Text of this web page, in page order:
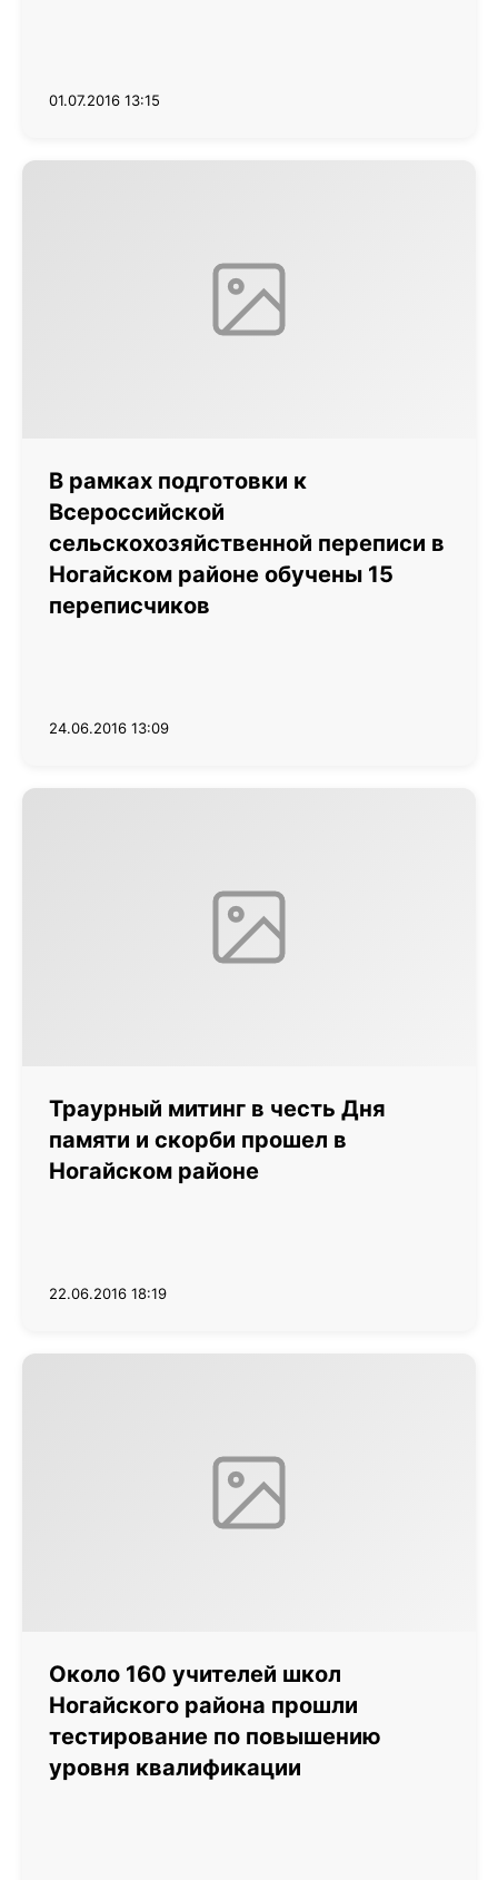
01.07.2016 13:15
В рамках подготовки к
Всероссийской
сельскохозяйственной переписи в
Ногайском районе обучены 15
переписчиков
24.06.2016 13:09
Траурный митинг в честь Дня
памяти и скорби прошел в
Ногайском районе
22.06.2016 18:19
Около 160 учителей школ
Ногайского района прошли
тестирование по повышению
уровня квалификации